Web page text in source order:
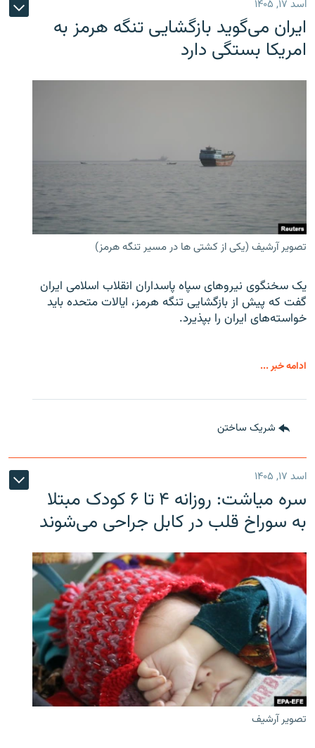
اسد ۱۷, ۱۴۰۵
ایران می‌گوید بازگشایی تنگه هرمز به
امریکا بستگی دارد
تصویر آرشیف (یکی از کشتی ها در مسیر تنگه هرمز)
یک سخنگوی نیروهای سپاه پاسداران انقلاب اسلامی ایران
گفت که پیش از بازگشایی تنگه هرمز، ایالات متحده باید
خواسته‌های ایران را بپذیرد.
ادامه خبر ...
شریک ساختن
اسد ۱۷, ۱۴۰۵
سره‌ میاشت: روزانه ۴ تا ۶ کودک مبتلا
به سوراخ قلب در کابل جراحی می‌شوند
تصویر آرشیف